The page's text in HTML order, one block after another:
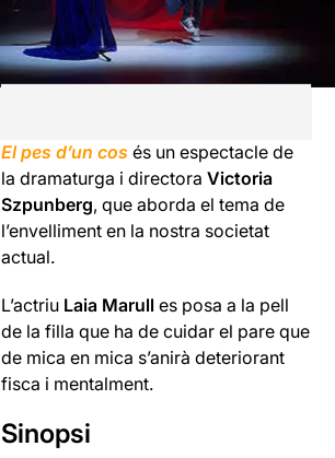
El pes d’un cos és un espectacle de
la dramaturga i directoraVictoria
Szpunberg, que aborda el tema de
l’envelliment en la nostra societat
actual.
L’actriu Laia Marull es posa a la pell
de la filla que ha de cuidar el pare que
de mica en mica s’anirà deteriorant
fisca i mentalment.
Sinopsi